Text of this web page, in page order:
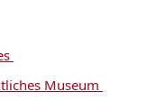
Museum